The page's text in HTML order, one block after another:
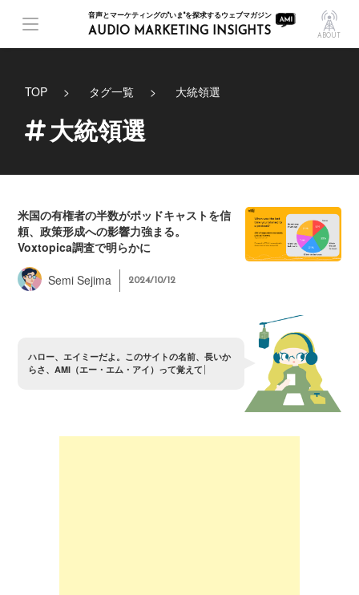
音声とマーケティングの"いま"を探求するウェブマガジン
AUDIO MARKETING INSIGHTS ABOUT
TOP タグ一覧 大統領選
大統領選
米国の有権者の半数がポッドキャストを信
頼、政策形成への影響力強まる。
Voxtopica調査で明らかに
Semi Sejima 2024/10/12
ハロー、 エイ ミ ーだよ 。 このサイ トの名前、 長いか
らさ 、 AMI（エー・ エム・ アイ） って覚え て